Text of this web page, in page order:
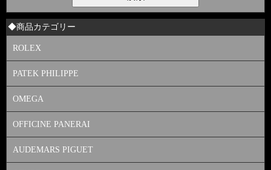
◆商品カテゴリー
ROLEX
PATEK PHILIPPE
OMEGA
OFFICINE PANERAI
AUDEMARS PIGUET